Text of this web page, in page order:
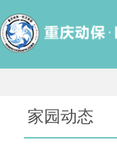
家园动态